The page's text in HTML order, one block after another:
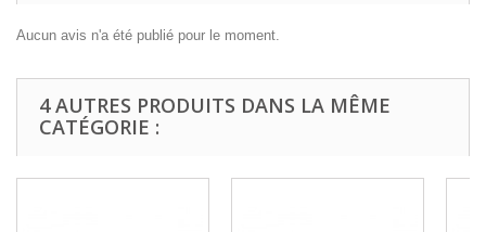
Aucun avis n'a été publié pour le moment.
4 AUTRES PRODUITS DANS LA MÊME
CATÉGORIE :